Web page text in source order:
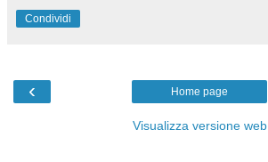
Condividi
‹ Home page
Visualizza versione web